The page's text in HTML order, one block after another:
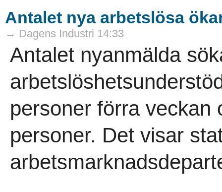
Antalet nya arbetslösa
→ Dagens Industri 14:33
Antalet nyanmälda
personer förra veckan
personer. Det visar